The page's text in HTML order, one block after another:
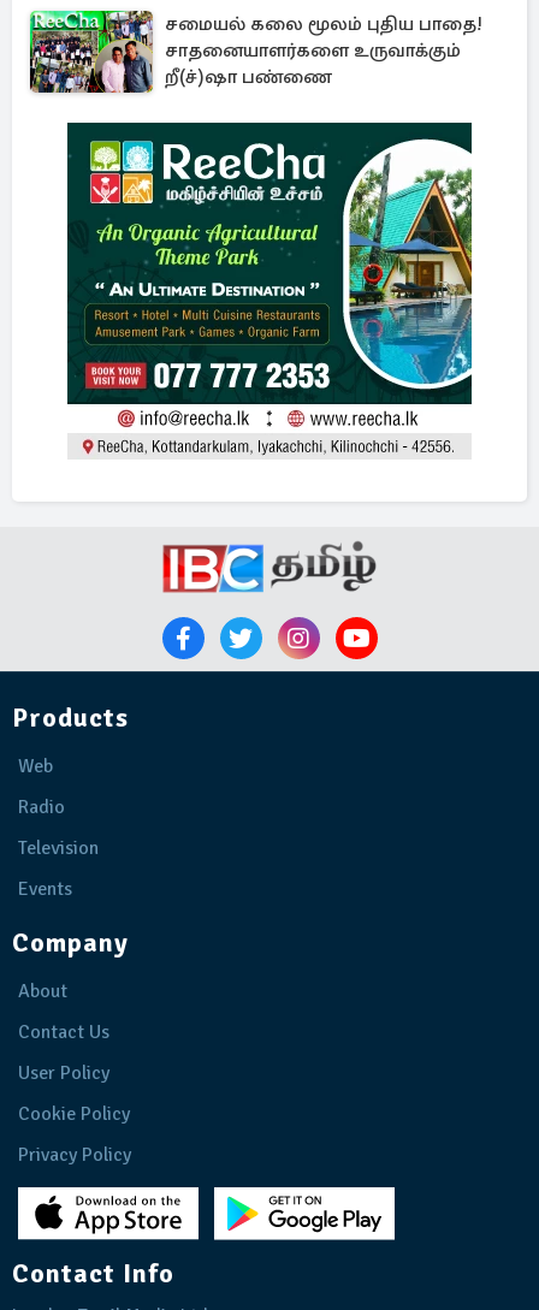
சமையல் கலை மூலம் புதிய பாதை!
சாதனையாளர்களை உருவாக்கும்
றீ(ச்)ஷா பண்ணை
Products
Web
Radio
Television
Events
Company
About
Contact Us
User Policy
Cookie Policy
Privacy Policy
Contact Info